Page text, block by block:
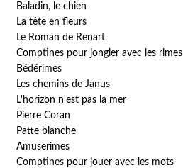
Baladin, le chien
La tête en fleurs
Le Roman de Renart
Comptines pour jongler avec les rimes
Bédérimes
Les chemins de Janus
L'horizon n'est pas la mer
Pierre Coran
Patte blanche
Amuserimes
Comptines pour jouer avec les mots